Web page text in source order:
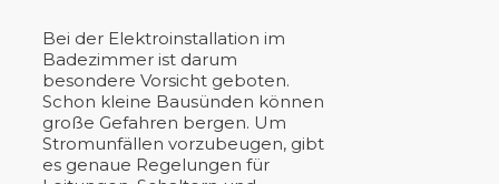
Bei der Elektroinstallation im
Badezimmer ist darum
besondere Vorsicht geboten.
Schon kleine Bausünden können
große Gefahren bergen. Um
Stromunfällen vorzubeugen, gibt
es genaue Regelungen für